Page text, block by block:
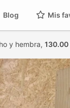
Mis
Blog
y hembra, 130.00